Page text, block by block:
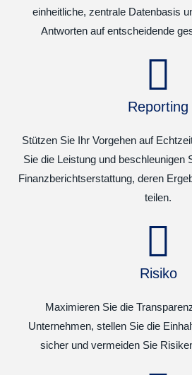
einheitliche, zentrale Datenbasis
Antworten auf entscheidende
Reporting
Stützen Sie Ihr Vorgehen auf
Sie die Leistung und beschleunigen
Finanzberichtserstattung, deren
teilen.
Risiko
Maximieren Sie die
Unternehmen, stellen Sie die
sicher und vermeiden Sie